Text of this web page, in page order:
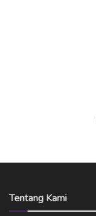
Tentang Kami